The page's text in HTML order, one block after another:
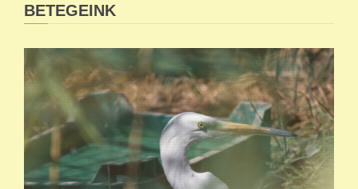
BETEGEINK